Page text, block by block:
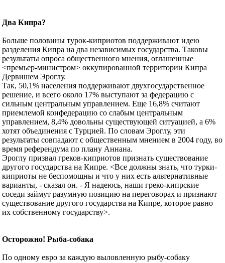
Два Кипра?
Больше половины турок-киприотов поддерживают идею
разделения Кипра на два независимых государства. Таковы
результаты опроса общественного мнения, оглашенные
<премьер-министром> оккупированной территории Кипра
Дервишем Эроглу.
Так, 50,1% населения поддерживают двухгосударственное
решение, и всего около 17% выступают за федерацию с
сильным центральным управлением. Еще 16,8% считают
приемлемой конфедерацию со слабым центральным
управлением, 8,4% довольны существующей ситуацией, а 6%
хотят объединения с Турцией. По словам Эроглу, эти
результаты совпадают с общественным мнением в 2004 году, во
время референдума по плану Аннана.
Эроглу призвал греков-киприотов признать существование
другого государства на Кипре. <Все должны знать, что турки-
киприоты не беспомощны и что у них есть альтернативные
варианты, - сказал он. - Я надеюсь, наши греко-кипрские
соседи займут разумную позицию на переговорах и признают
существование другого государства на Кипре, которое равно
их собственному государству>.
Осторожно! Рыба-собака
По одному евро за каждую выловленную рыбу-собаку